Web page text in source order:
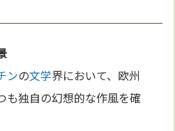
ンの文学界において、欧州
も独自の幻想的な作風を確